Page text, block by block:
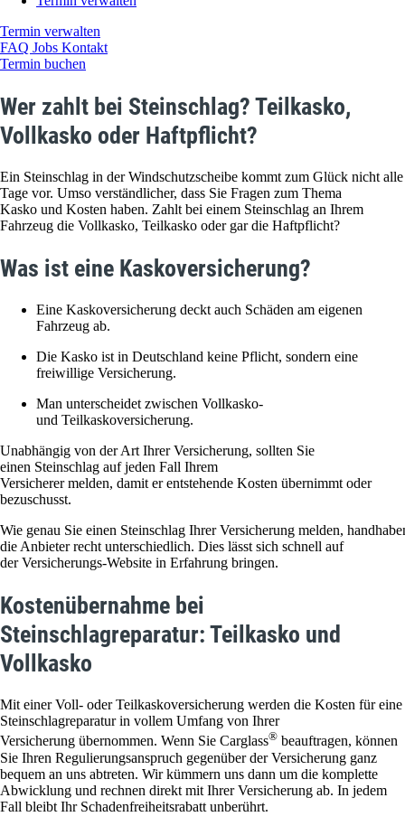
Termin verwalten
FAQ Jobs Kontakt
Termin buchen
Wer zahlt bei Steinschlag? Teilkasko,
Vollkasko oder Haftpflicht?
Ein Steinschlag in der Windschutzscheibe kommt zum Glück nicht alle
Tage vor. Umso verständlicher, dass Sie Fragen zum Thema
Kasko und Kosten haben. Zahlt bei einem Steinschlag an Ihrem
Fahrzeug die Vollkasko, Teilkasko oder gar die Haftpflicht?
Was ist eine Kaskoversicherung?
Eine Kaskoversicherung deckt auch Schäden am eigenen
Fahrzeug ab.
Die Kasko ist in Deutschland keine Pflicht, sondern eine
freiwillige Versicherung.
Man unterscheidet zwischen Vollkasko-
und Teilkaskoversicherung.
Unabhängig von der Art Ihrer Versicherung, sollten Sie
einen Steinschlag auf jeden Fall Ihrem
Versicherer melden, damit er entstehende Kosten übernimmt oder
bezuschusst.
Wie genau Sie einen Steinschlag Ihrer Versicherung melden,
die Anbieter recht unterschiedlich. Dies lässt sich schnell auf
der Versicherungs-Website in Erfahrung bringen.
Kostenübernahme bei
Steinschlagreparatur: Teilkasko und
Vollkasko
Mit einer Voll- oder Teilkaskoversicherung werden die Kosten für eine
Steinschlagreparatur in vollem Umfang von Ihrer
Versicherung übernommen. Wenn Sie Carglass® beauftragen, können
Sie Ihren Regulierungsanspruch gegenüber der Versicherung ganz
bequem an uns abtreten. Wir kümmern uns dann um die komplette
Abwicklung und rechnen direkt mit Ihrer Versicherung ab. In jedem
Fall bleibt Ihr Schadenfreiheitsrabatt unberührt.